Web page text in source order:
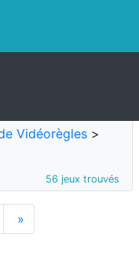
Vidéorègles >
56 jeux trouvés
»